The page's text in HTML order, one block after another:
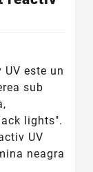
este un
sub
lights".
UV
neagra